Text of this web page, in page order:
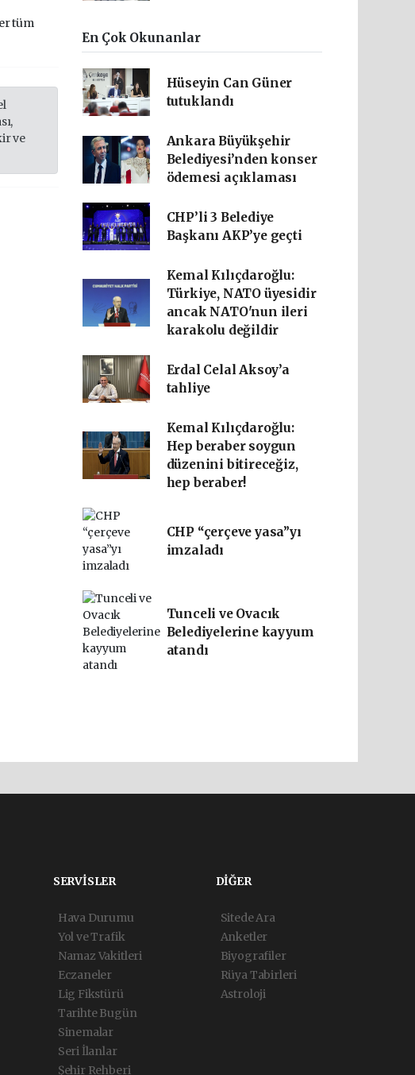
tüm
ve
En Çok Okunanlar
Hüseyin Can Güner
tutuklandı
Ankara Büyükşehir
Belediyesi’nden konser
ödemesi açıklaması
CHP’li 3 Belediye
Başkanı AKP’ye geçti
Kemal Kılıçdaroğlu:
Türkiye, NATO üyesidir
ancak NATO'nun ileri
karakolu değildir
Erdal Celal Aksoy’a
tahliye
Kemal Kılıçdaroğlu:
Hep beraber soygun
düzenini bitireceğiz,
hep beraber!
CHP “çerçeve yasa”yı
imzaladı
Tunceli ve Ovacık
Belediyelerine kayyum
atandı
SERVİSLER
Hava Durumu
Yol ve Trafik
Namaz Vakitleri
Eczaneler
Lig Fikstürü
Tarihte Bugün
Sinemalar
Seri İlanlar
Şehir Rehberi
DİĞER
Sitede Ara
Anketler
Biyografiler
Rüya Tabirleri
Astroloji